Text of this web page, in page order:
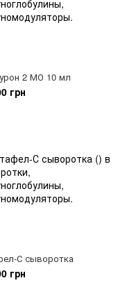
2 МО 10 мл
грн
С сыворотка
грн